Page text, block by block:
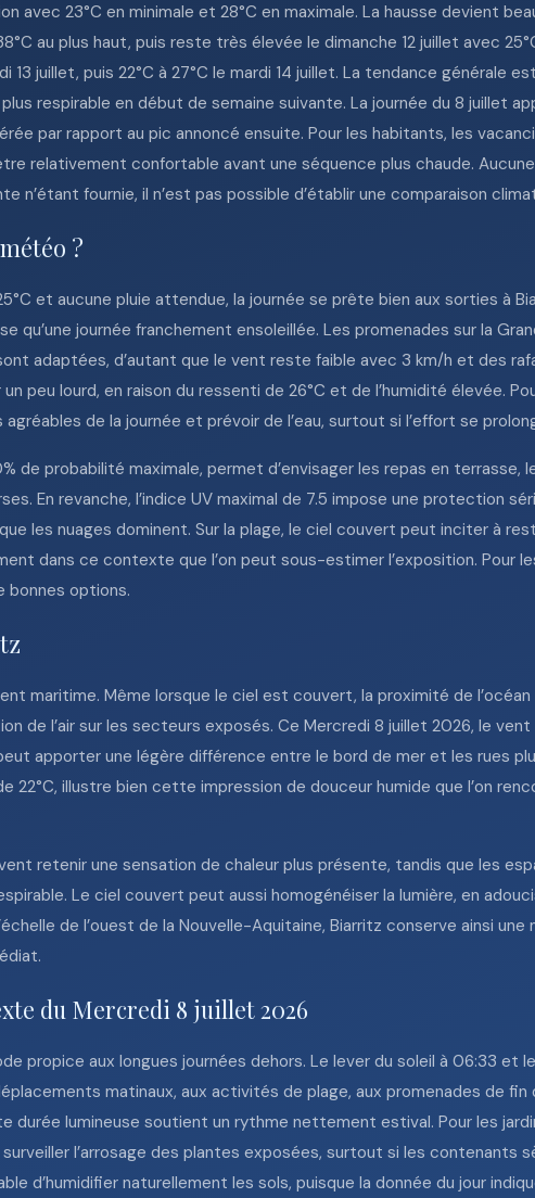
avec 23°C en minimale et 28°C en maximale. La hausse devient
au plus haut, puis reste très élevée le dimanche 12 juillet avec
13 juillet, puis 22°C à 27°C le mardi 14 juillet. La tendance générale
respirable en début de semaine suivante. La journée du 8 juillet
par rapport au pic annoncé ensuite. Pour les habitants, les
relativement confortable avant une séquence plus chaude. Aucune
n’étant fournie, il n’est pas possible d’établir une comparaison
?
et aucune pluie attendue, la journée se prête bien aux sorties à
qu’une journée franchement ensoleillée. Les promenades sur la
adaptées, d’autant que le vent reste faible avec 3 km/h et des
peu lourd, en raison du ressenti de 26°C et de l’humidité élevée.
de la journée et prévoir de l’eau, surtout si l’effort se
de probabilité maximale, permet d’envisager les repas en terrasse,
En revanche, l’indice UV maximal de 7.5 impose une protection
les nuages dominent. Sur la plage, le ciel couvert peut inciter à
dans ce contexte que l’on peut sous-estimer l’exposition. Pour
bonnes options.
maritime. Même lorsque le ciel est couvert, la proximité de
de l’air sur les secteurs exposés. Ce Mercredi 8 juillet 2026, le
apporter une légère différence entre le bord de mer et les rues
22°C, illustre bien cette impression de douceur humide que l’on
retenir une sensation de chaleur plus présente, tandis que les
Le ciel couvert peut aussi homogénéiser la lumière, en
de l’ouest de la Nouvelle-Aquitaine, Biarritz conserve ainsi
du Mercredi 8 juillet 2026
propice aux longues journées dehors. Le lever du soleil à 06:33 et
matinaux, aux activités de plage, aux promenades de fin
durée lumineuse soutient un rythme nettement estival. Pour les
l’arrosage des plantes exposées, surtout si les contenants
d’humidifier naturellement les sols, puisque la donnée du jour